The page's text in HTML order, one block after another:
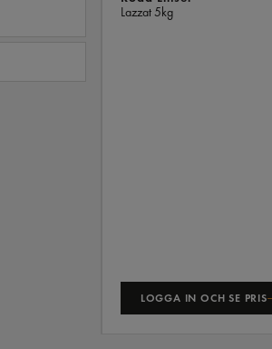
Lazzat5kg
LOGGA IN OCH SE PRIS